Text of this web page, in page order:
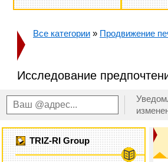
Все категории » Продвижение
Исследование
TRIZ-RI Group